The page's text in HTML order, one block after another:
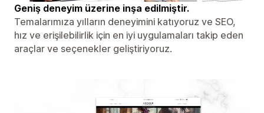
Geniş deneyim üzerine inşa edilmiştir.
Temalarımıza yılların deneyimini katıyoruz ve SEO,
hız ve erişilebilirlik için en iyi uygulamaları takip eden
araçlar ve seçenekler geliştiriyoruz.